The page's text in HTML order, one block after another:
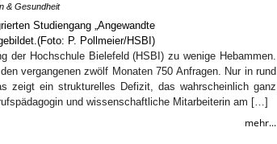
& Gesundheit
der Hochschule Bielefeld (HSBI) zu wenige Hebammen.
vergangenen zwölf Monaten 750 Anfragen. Nur in rund
zeigt ein strukturelles Defizit, das wahrscheinlich ganz
und wissenschaftliche Mitarbeiterin am […]
mehr...